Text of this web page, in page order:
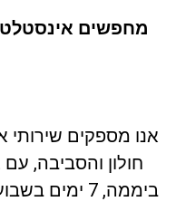
מחפשים
אנו מספקים שירותי
ביממה, 7